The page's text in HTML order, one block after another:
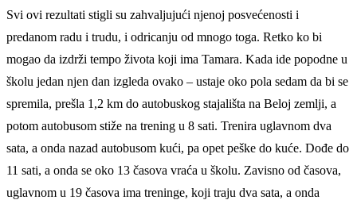
Svi ovi rezultati stigli su zahvaljujući njenoj posvećenosti i
predanom radu i trudu, i odricanju od mnogo toga. Retko ko bi
mogao da izdrži tempo života koji ima Tamara. Kada ide popodne u
školu jedan njen dan izgleda ovako – ustaje oko pola sedam da bi se
spremila, prešla 1,2 km do autobuskog stajališta na Beloj zemlji, a
potom autobusom stiže na trening u 8 sati. Trenira uglavnom dva
sata, a onda nazad autobusom kući, pa opet peške do kuće. Dođe do
11 sati, a onda se oko 13 časova vraća u školu. Zavisno od časova,
uglavnom u 19 časova ima treninge, koji traju dva sata, a onda